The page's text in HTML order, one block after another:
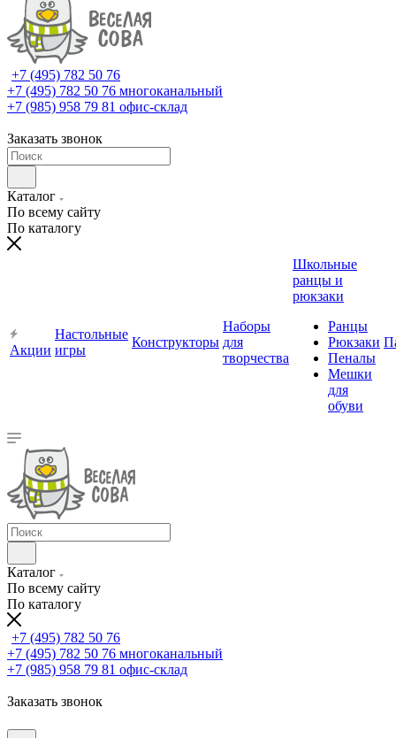
+7 (495) 782 50 76
+7 (495) 782 50 76 многоканальный
+7 (985) 958 79 81 офис-склад
Заказать звонок
Каталог
По всему сайту
По каталогу
Акции
Настольные
игры
Конструкторы
Наборы
для
творчества
Школьные
ранцы и
рюкзаки
Ранцы
Рюкзаки
Пеналы
Мешки
для
обуви
Каталог
По всему сайту
По каталогу
+7 (495) 782 50 76
+7 (495) 782 50 76 многоканальный
+7 (985) 958 79 81 офис-склад
Заказать звонок